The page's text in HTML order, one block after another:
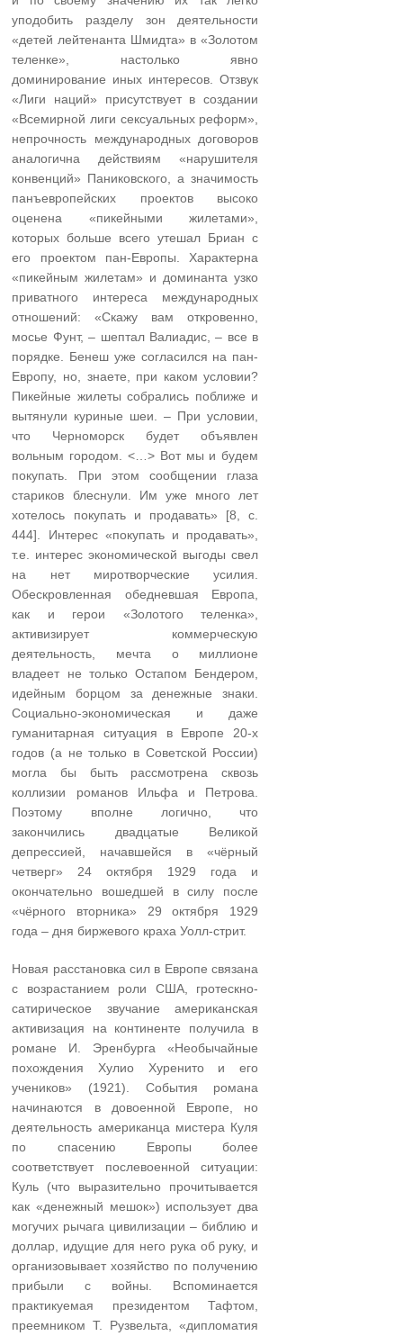
уподобить разделу зон деятельности
«детей лейтенанта Шмидта» в «Золотом
теленке», настолько явно
доминирование иных интересов. Отзвук
«Лиги наций» присутствует в создании
«Всемирной лиги сексуальных реформ»,
непрочность международных договоров
аналогична действиям «нарушителя
конвенций» Паниковского, а значимость
панъевропейских проектов высоко
оценена «пикейными жилетами»,
которых больше всего утешал Бриан с
его проектом пан-Европы. Характерна
«пикейным жилетам» и доминанта узко
приватного интереса международных
отношений: «Скажу вам откровенно,
мосье Фунт, – шептал Валиадис, – все в
порядке. Бенеш уже согласился на пан-
Европу, но, знаете, при каком условии?
Пикейные жилеты собрались поближе и
вытянули куриные шеи. – При условии,
что Черноморск будет объявлен
вольным городом. <…> Вот мы и будем
покупать. При этом сообщении глаза
стариков блеснули. Им уже много лет
хотелось покупать и продавать» [8, с.
444]. Интерес «покупать и продавать»,
т.е. интерес экономической выгоды свел
на нет миротворческие усилия.
Обескровленная обедневшая Европа,
как и герои «Золотого теленка»,
активизирует коммерческую
деятельность, мечта о миллионе
владеет не только Остапом Бендером,
идейным борцом за денежные знаки.
Социально-экономическая и даже
гуманитарная ситуация в Европе 20-х
годов (а не только в Советской России)
могла бы быть рассмотрена сквозь
коллизии романов Ильфа и Петрова.
Поэтому вполне логично, что
закончились двадцатые Великой
депрессией, начавшейся в «чёрный
четверг» 24 октября 1929 года и
окончательно вошедшей в силу после
«чёрного вторника» 29 октября 1929
года – дня биржевого краха Уолл-стрит.
Новая расстановка сил в Европе связана
с возрастанием роли США, гротескно-
сатирическое звучание американская
активизация на континенте получила в
романе И. Эренбурга «Необычайные
похождения Хулио Хуренито и его
учеников» (1921). События романа
начинаются в довоенной Европе, но
деятельность американца мистера Куля
по спасению Европы более
соответствует послевоенной ситуации:
Куль (что выразительно прочитывается
как «денежный мешок») использует два
могучих рычага цивилизации – библию и
доллар, идущие для него рука об руку, и
организовывает хозяйство по получению
прибыли с войны. Вспоминается
практикуемая президентом Тафтом,
преемником Т. Рузвельта, «дипломатия